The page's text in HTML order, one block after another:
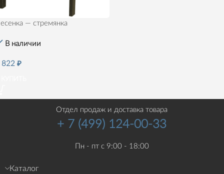
— стремянка
В наличии
822 ₽
Загрузить еще товары
Отдел продаж и доставка товара
+ 7 (499) 124-00-33
Пн - пт с 9:00 - 18:00
Каталог